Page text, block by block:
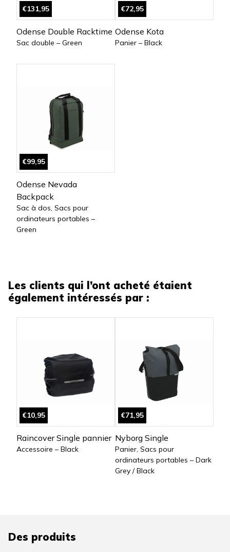
€131,95
Odense Double Racktime
Sac double – Green
€72,95
Odense Kota
Panier – Black
€99,95
Odense Nevada
Backpack
Sac à dos, Sacs pour
ordinateurs portables –
Green
Les clients qui l’ont acheté étaient
également intéressés par :
€10,95
Raincover Single pannier
Accessoire – Black
€71,95
Nyborg Single
Panier, Sacs pour
ordinateurs portables – Dark
Grey / Black
Des produits